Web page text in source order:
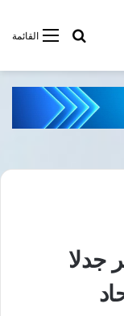
القائمةأبحت فى
جدلا